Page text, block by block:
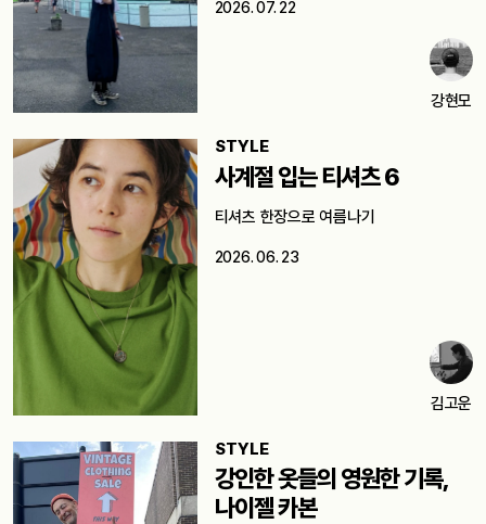
2026. 07. 22
강현모
STYLE
사계절 입는 티셔츠 6
티셔츠 한장으로 여름나기
2026. 06. 23
김고운
STYLE
강인한 옷들의 영원한 기록,
나이젤 카본